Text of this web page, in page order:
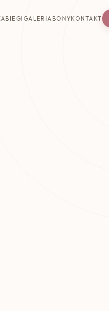
GALERIA BONYKONTAKT